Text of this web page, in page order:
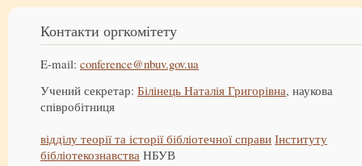
Контакти оргкомітету
E-mail: conference@nbuv.gov.ua
Учений секретар: Білінець Наталія Григорівна, наукова
співробітниця
відділу теорії та історії бібліотечної справи Інституту
бібліотекознавства НБУВ